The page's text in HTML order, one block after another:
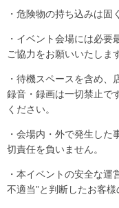
・危険物の持ち込みは固
・イベント会場には必要
ご協力をお願いいたしま
・待機スペースを含め、
録音・録画は一切禁止で
ください。
・会場内・外で発生し
切責任を負いません。
・本イベントの安全な運
不適当”と判断したお客